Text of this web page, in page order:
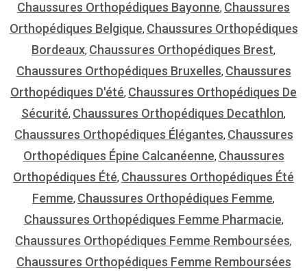
Chaussures Orthopédiques Bayonne, Chaussures
Orthopédiques Belgique, Chaussures Orthopédiques
Bordeaux, Chaussures Orthopédiques Brest,
Chaussures Orthopédiques Bruxelles, Chaussures
Orthopédiques D'été, Chaussures Orthopédiques De
Sécurité, Chaussures Orthopédiques Decathlon,
Chaussures Orthopédiques Élégantes, Chaussures
Orthopédiques Épine Calcanéenne, Chaussures
Orthopédiques Été, Chaussures Orthopédiques Été
Femme, Chaussures Orthopédiques Femme,
Chaussures Orthopédiques Femme Pharmacie,
Chaussures Orthopédiques Femme Remboursées,
Chaussures Orthopédiques Femme Remboursées